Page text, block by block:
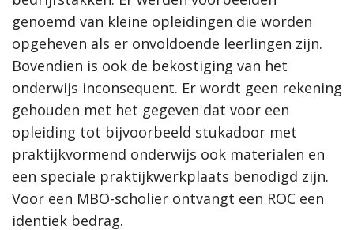
genoemd van kleine opleidingen die worden
opgeheven als er onvoldoende leerlingen zijn.
Bovendien is ook de bekostiging van het
onderwijs inconsequent. Er wordt geen rekening
gehouden met het gegeven dat voor een
opleiding tot bijvoorbeeld stukadoor met
praktijkvormend onderwijs ook materialen en
een speciale praktijkwerkplaats benodigd zijn.
Voor een MBO-scholier ontvangt een ROC een
identiek bedrag.